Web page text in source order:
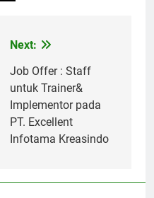
Next:
Job Offer : Staff
untuk Trainer&
Implementor pada
PT. Excellent
Infotama Kreasindo